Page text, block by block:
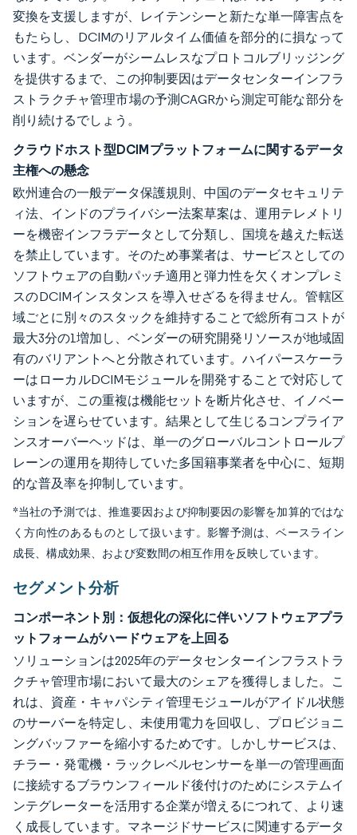
変換を支援しますが、レイテンシーと新たな単一障害点を
もたらし、DCIMのリアルタイム価値を部分的に損なって
います。ベンダーがシームレスなプロトコルブリッジング
を提供するまで、この抑制要因はデータセンターインフラ
ストラクチャ管理市場の予測CAGRから測定可能な部分を
削り続けるでしょう。
クラウドホスト型DCIMプラットフォームに関するデータ
主権への懸念
欧州連合の一般データ保護規則、中国のデータセキュリテ
ィ法、インドのプライバシー法案草案は、運用テレメトリ
ーを機密インフラデータとして分類し、国境を越えた転送
を禁止しています。そのため事業者は、サービスとしての
ソフトウェアの自動パッチ適用と弾力性を欠くオンプレミ
スのDCIMインスタンスを導入せざるを得ません。管轄区
域ごとに別々のスタックを維持することで総所有コストが
最大3分の1増加し、ベンダーの研究開発リソースが地域固
有のバリアントへと分散されています。ハイパースケーラ
ーはローカルDCIMモジュールを開発することで対応して
いますが、この重複は機能セットを断片化させ、イノベー
ションを遅らせています。結果として生じるコンプライア
ンスオーバーヘッドは、単一のグローバルコントロールプ
レーンの運用を期待していた多国籍事業者を中心に、短期
的な普及率を抑制しています。
*当社の予測では、推進要因および抑制要因の影響を加算的ではな
く方向性のあるものとして扱います。影響予測は、ベースライン
成長、構成効果、および変数間の相互作用を反映しています。
セグメント分析
コンポーネント別：仮想化の深化に伴いソフトウェアプラ
ットフォームがハードウェアを上回る
ソリューションは2025年のデータセンターインフラストラ
クチャ管理市場において最大のシェアを獲得しました。こ
れは、資産・キャパシティ管理モジュールがアイドル状態
のサーバーを特定し、未使用電力を回収し、プロビジョニ
ングバッファーを縮小するためです。しかしサービスは、
チラー・発電機・ラックレベルセンサーを単一の管理画面
に接続するブラウンフィールド後付けのためにシステムイ
ンテグレーターを活用する企業が増えるにつれて、より速
く成長しています。マネージドサービスに関連するデータ